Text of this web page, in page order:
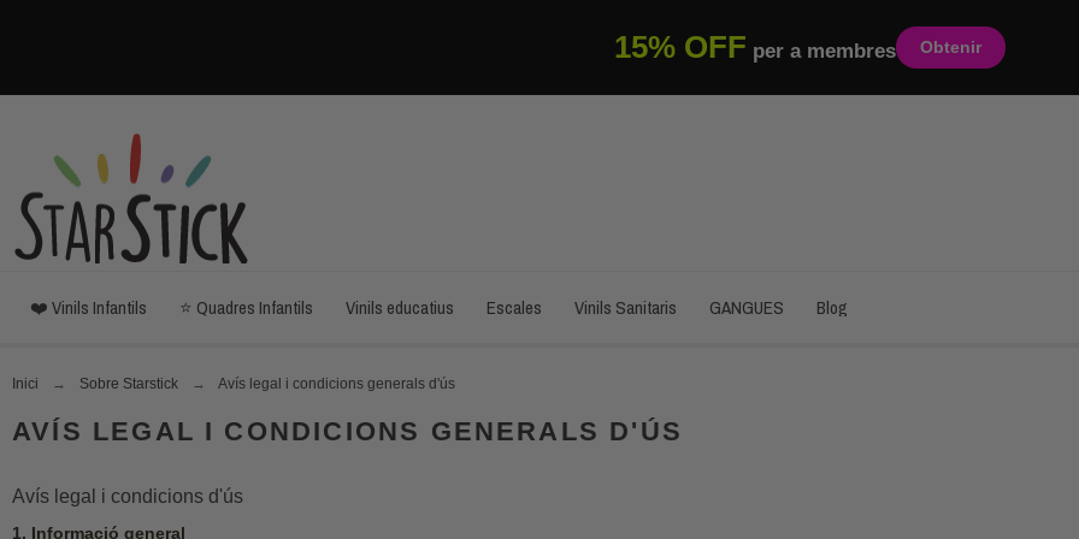
15% OFF per a membres Obtenir
❤️ Vinils Infantils ⭐ Quadres Infantils Vinils educatius Escales Vinils Sanitaris GANGUES Blog
Inici Sobre Starstick Avís legal i condicions generals d'ús
AVÍS LEGAL I CONDICIONS GENERALS D'ÚS
Avís legal i condicions d'ús
1. Informació general